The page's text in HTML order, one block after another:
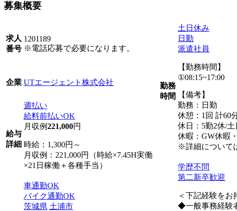
募集概要
求人
番号
1201189
※電話応募で必要になります。
企業 UTエージェント株式会社
給与
詳細
週払い
給料前払いOK
月収例221,000円
時給：1,300円～
月収例：221,000円（時給×7.45H実働
×21日稼働＋各種手当）
車通勤OK
バイク通勤OK
茨城県 土浦市
勤務
時間
土日休み
日勤
派遣社員
【勤務時間】
①08:15~17:00
【備考】
勤務：日勤
休憩：1回 計60
休日：5勤2休/
休暇：GW休暇
※詳細について
学歴不問
第二新卒歓迎
＜下記経験をお
◆一般事務経験